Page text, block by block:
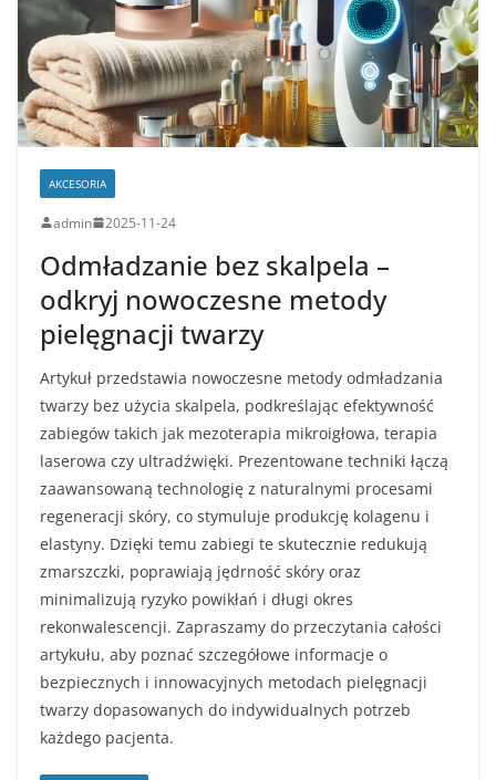
AKCESORIA
admin 2025-11-24
Odmładzanie bez skalpela –
odkryj nowoczesne metody
pielęgnacji twarzy
Artykuł przedstawia nowoczesne metody odmładzania
twarzy bez użycia skalpela, podkreślając efektywność
zabiegów takich jak mezoterapia mikroigłowa, terapia
laserowa czy ultradźwięki. Prezentowane techniki łączą
zaawansowaną technologię z naturalnymi procesami
regeneracji skóry, co stymuluje produkcję kolagenu i
elastyny. Dzięki temu zabiegi te skutecznie redukują
zmarszczki, poprawiają jędrność skóry oraz
minimalizują ryzyko powikłań i długi okres
rekonwalescencji. Zapraszamy do przeczytania całości
artykułu, aby poznać szczegółowe informacje o
bezpiecznych i innowacyjnych metodach pielęgnacji
twarzy dopasowanych do indywidualnych potrzeb
każdego pacjenta.